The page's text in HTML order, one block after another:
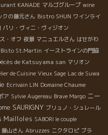
KANADE マルゴグループ wine
クの藤元さん Bistro SHUN ワインライ
パリ・ヴィニ・ヴィジオン
・オフ 夜景 マニュエルさん はせがわ
Bisto St.Martin イーストラインの門脇
de Katsuyama san マリオン
de Cuisine Vieux Sage Lac de Suwa
Ecrivain LIN Domaine Chaume
ア Sylvie Augereau Brave Margo ニー
SAURIGNY ブリュノ・シュレール
Mailloles SABORI le couple
山さん Abruzzes ニクタロピ ブラ